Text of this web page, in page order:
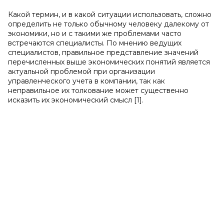
Какой термин, и в какой ситуации использовать, сложно
определить не только обычному человеку далекому от
экономики, но и с такими же проблемами часто
встречаются специалисты. По мнению ведущих
специалистов, правильное представление значений
перечисленных выше экономических понятий является
актуальной проблемой при организации
управленческого учета в компании, так как
неправильное их толкование может существенно
исказить их экономический смысл [1].